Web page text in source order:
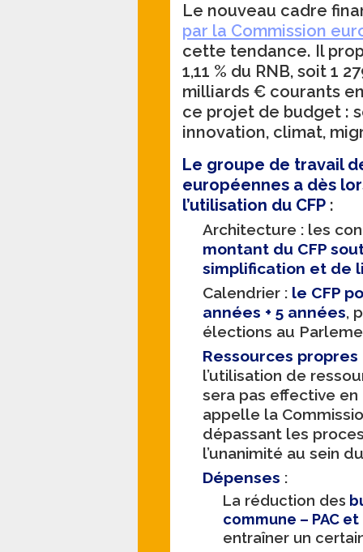
Le nouveau cadre
par la Commission
cette tendance. Il
1,11 % du RNB, soit 1
milliards € courants
ce projet de budget :
innovation, climat,
Le groupe de travail
européennes a dès
l’utilisation du CFP :
Architecture : les
montant du CFP
simplification et de
Calendrier : le CFP
années + 5 années,
élections au
Ressources propres
l’utilisation de
sera pas effective en
appelle la
dépassant les
l’unanimité au sein
Dépenses :
La réduction des
commune – PAC
entraîner un